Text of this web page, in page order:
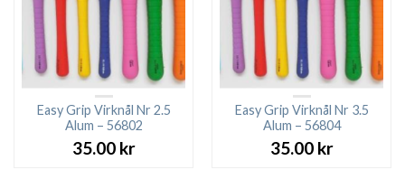
Easy Grip Virknål Nr 2.5
Alum – 56802
35.00 kr
Easy Grip Virknål Nr 3.5
Alum – 56804
35.00 kr